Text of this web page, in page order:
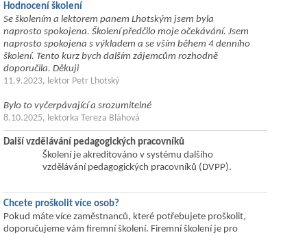
Hodnocení školení
Se školením a lektorem panem Lhotským jsem byla
naprosto spokojena. Školení předčilo moje očekávání. Jsem
naprosto spokojena s výkladem a se vším během 4 denního
školení. Tento kurz bych dalším zájemcům rozhodně
doporučila. Děkuji
11.9.2023, lektor Petr Lhotský
Bylo to vyčerpávající a srozumitelné
8.10.2025, lektorka Tereza Bláhová
Další vzdělávání pedagogických pracovníků
Školení je akreditováno v systému dalšího
vzdělávání pedagogických pracovníků (DVPP).
Chcete proškolit více osob?
Pokud máte více zaměstnanců, které potřebujete proškolit,
doporučujeme vám firemní školení. Firemní školení je pro